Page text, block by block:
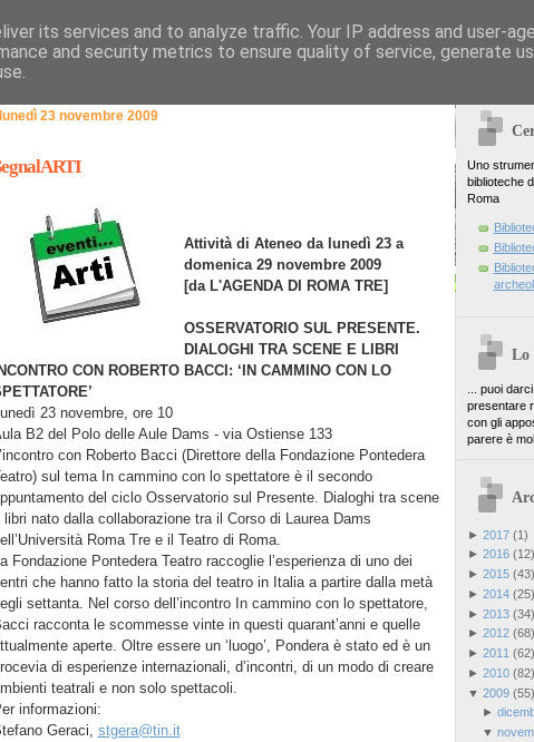
lunedì 23 novembre 2009
Attività di Ateneo da lunedì 23 a
domenica 29 novembre 2009
[da L'AGENDA DI ROMA TRE]
OSSERVATORIO SUL PRESENTE.
DIALOGHI TRA SCENE E LIBRI
CON ROBERTO BACCI: ‘IN CAMMINO CON LO
23 novembre, ore 10
B2 del Polo delle Aule Dams - via Ostiense 133
con Roberto Bacci (Direttore della Fondazione Pontedera
sul tema In cammino con lo spettatore è il secondo
del ciclo Osservatorio sul Presente. Dialoghi tra scene
libri nato dalla collaborazione tra il Corso di Laurea Dams
Roma Tre e il Teatro di Roma.
Fondazione Pontedera Teatro raccoglie l’esperienza di uno dei
che hanno fatto la storia del teatro in Italia a partire dalla metà
settanta. Nel corso dell’incontro In cammino con lo spettatore,
racconta le scommesse vinte in questi quarant’anni e quelle
aperte. Oltre essere un ‘luogo’, Pondera è stato ed è un
di esperienze internazionali, d’incontri, di un modo di creare
teatrali e non solo spettacoli.
informazioni:
Geraci, stgera@tin.it
Uno
biblioteche
Roma
Lo
... puoi
presentare
con gli
parere è
► 2017(1)
► 2016(12)
► 2015(43)
► 2014(25)
► 2013(34)
► 2012(68)
► 2011 (62)
► 2010(82)
▼ 2009(55)
►
▼
its services and to analyze traffic. Your IP address and user-
and security metrics to ensure quality of service, generate